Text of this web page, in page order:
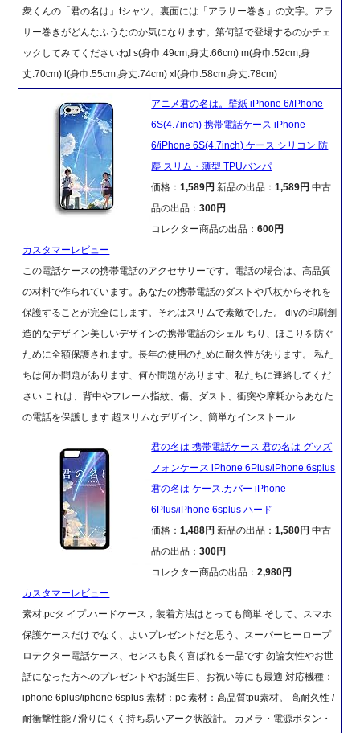
衆くんの「君の名は」tシャツ。裏面には「アラサー巻き」の文字。アラ
サー巻きがどんなふうなのか気になります。第何話で登場するのかチェ
ックしてみてくださいね! s(身巾:49cm,身丈:66cm) m(身巾:52cm,身
丈:70cm) l(身巾:55cm,身丈:74cm) xl(身巾:58cm,身丈:78cm)
アニメ君の名は。壁紙 iPhone 6/iPhone
6S(4.7inch) 携帯電話ケース iPhone
6/iPhone 6S(4.7inch) ケース シリコン 防
塵 スリム・薄型 TPUバンパ
価格：1,589円新品の出品：1,589円 中古
品の出品：300円
コレクター商品の出品：600円
カスタマーレビュー
この電話ケースの携帯電話のアクセサリーです。電話の場合は、高品質
の材料で作られています。あなたの携帯電話のダストや爪杖からそれを
保護することが完全にします。それはスリムで素敵でした。 diyの印刷創
造的なデザイン美しいデザインの携帯電話のシェル ちり、ほこりを防ぐ
ために全額保護されます。長年の使用のために耐久性があります。 私た
ちは何か問題があります、何か問題があります、私たちに連絡してくだ
さい これは、背中やフレーム指紋、傷、ダスト、衝突や摩耗からあなた
の電話を保護します 超スリムなデザイン、簡単なインストール
君の名は 携帯電話ケース 君の名は グッズ
フォンケース iPhone 6Plus/iPhone 6splus
君の名は ケース.カバー iPhone
6Plus/iPhone 6splus ハード
価格：1,488円新品の出品：1,580円 中古
品の出品：300円
コレクター商品の出品：2,980円
カスタマーレビュー
素材:pcタ イプ:ハードケース，装着方法はとっても簡単 そして、スマホ
保護ケースだけでなく、よいプレゼントだと思う、スーパーヒーロープ
ロテクター電話ケース、センスも良く喜ばれる一品です 勿論女性やお世
話になった方へのプレゼントやお誕生日、お祝い等にも最適 対応機種：
iphone 6plus/iphone 6splus 素材：pc 素材：高品質tpu素材。 高耐久性 /
耐衝撃性能 / 滑りにくく持ち易いアーク状設計。 カメラ・電源ボタン・